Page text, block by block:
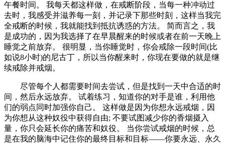
午餐时间。 我每天都这样做，在戒断阶段，当每一种冲动过
去时，我感受并滋养每一刻，并记录下那些时刻，这样当我完
全戒断的时候，我就能找到抵抗诱惑的方法。 简而言之，我
是成功的，因为我选择了在早晨醒来的时候或者在前一天晚上
睡觉之前放弃。 很明显，当你睡觉时，你会戒除一段时间(比
如说8小时)的尼古丁，所以当你醒来时，你现在要做的就是继
续戒除并戒烟。
尽管每个人都需要时间去尝试，但是找到一天中合适的时
间，然后永远放弃。 试着练习，知道你的对手是谁，利用他
们的弱点同时加强你自己。 这样做是因为你想永远戒烟，因
为你想从这种奴役中获得自由; 不要试图减少你的香烟摄入
量，你只会延长你的痛苦和奴役。 当你尝试戒烟的时候，总
是在我的脑海中记住你的最终目标和目标——你要永远、永久